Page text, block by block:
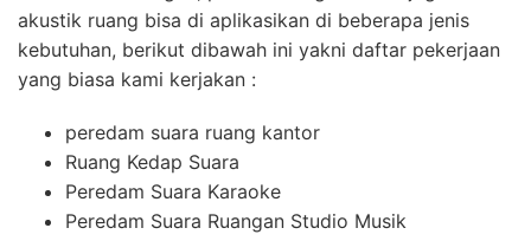
akustik ruang bisa di aplikasikan di beberapa jenis
kebutuhan, berikut dibawah ini yakni daftar pekerjaan
yang biasa kami kerjakan :
peredam suara ruang kantor
Ruang Kedap Suara
Peredam Suara Karaoke
Peredam Suara Ruangan Studio Musik